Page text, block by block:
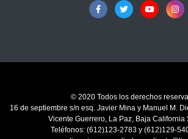
© 2020 Todos los derechos
16 de septiembre s/n esq. Javier Mina y Manuel M.
Vicente Guerrero, La Paz, Baja California
Teléfonos: (612)123-2783 y (612)129-